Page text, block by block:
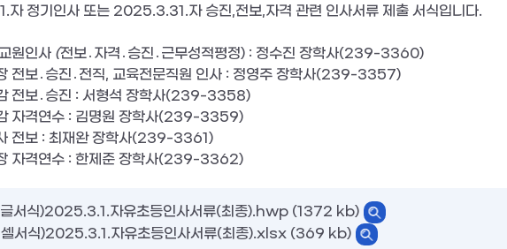
자 정기인사 또는 2025.3.31.자 승진,전보,자격 관련 인사서류 제출 서식입니다.
원인사 (전보․ 자격 ․ 승진 ․ 근무성적평정) : 정수진 장학사(239-3360)
전보․ 승진 ․ 전직, 교육전문직원 인사 : 정영주 장학사(239-3357)
전보․ 승진 : 서형석 장학사(239-3358)
자격연수 : 김명원 장학사(239-3359)
전보 : 최재완 장학사(239-3361)
자격연수 : 한제준 장학사(239-3362)
서식)2025.3.1.자유초등인사서류(최종).hwp (1372 kb)
서식)2025.3.1.자유초등인사서류(최종).xlsx (369 kb)